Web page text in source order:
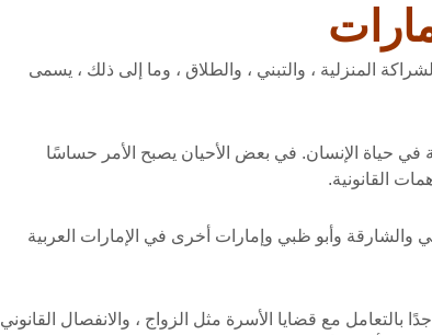
المنزلية ، والتبني ، والطلاق ، وما إلى ذلك ، يسمى
في حياة الإنسان. في بعض الأحيان يصبح الأمر حساسًا
القانونية.
وأبو ظبي وإمارات أخرى في الإمارات العربية
بالتعامل مع قضايا الأسرة مثل الزواج ، والانفصال القانوني